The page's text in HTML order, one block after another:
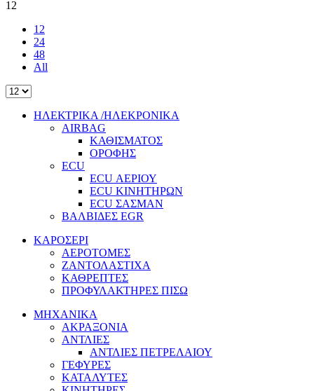
12
12
24
48
All
ΗΛΕΚΤΡΙΚΑ /ΗΛΕΚΡΟΝΙΚΑ
AIRBAG
ΚΑΘΙΣΜΑΤΟΣ
ΟΡΟΦΗΣ
ECU
ECU ΑΕΡΙΟΥ
ECU ΚΙΝΗΤΗΡΩΝ
ECU ΣΑΣΜΑΝ
ΒΑΛΒΙΔΕΣ EGR
ΚΑΡΟΣΕΡΙ
ΑΕΡΟΤΟΜΕΣ
ΖΑΝΤΟΛΑΣΤΙΧΑ
ΚΑΘΡΕΠΤΕΣ
ΠΡΟΦΥΛΑΚΤΗΡΕΣ ΠΙΣΩ
ΜΗΧΑΝΙΚΑ
ΑΚΡΑΞΟΝΙΑ
ΑΝΤΛΙΕΣ
ΑΝΤΛΙΕΣ ΠΕΤΡΕΛΑΙΟΥ
ΓΕΦΥΡΕΣ
ΚΑΤΑΛΥΤΕΣ